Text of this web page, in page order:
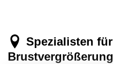
Spezialisten für
Brustvergrößerung